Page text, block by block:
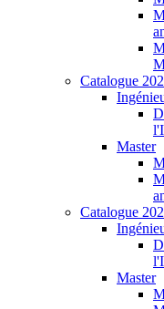
Catalogue
Master
Catalogue
Master